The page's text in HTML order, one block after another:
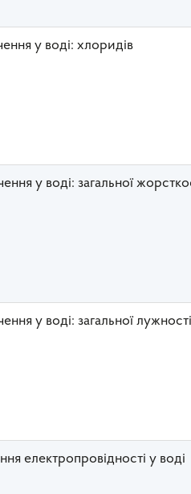
у воді: хлоридів
у воді: загальної
у воді: загальної лужності
електропровідності у воді